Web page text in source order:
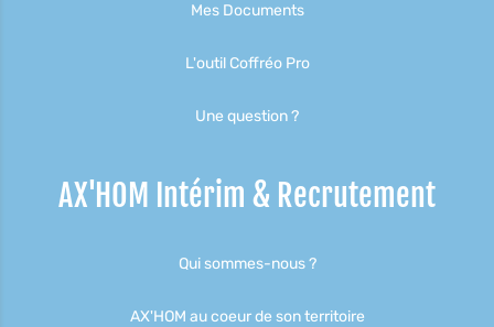
Mes Documents
L'outil Coffréo Pro
Une question ?
AX'HOM Intérim & Recrutement
Qui sommes-nous ?
AX'HOM au coeur de son territoire